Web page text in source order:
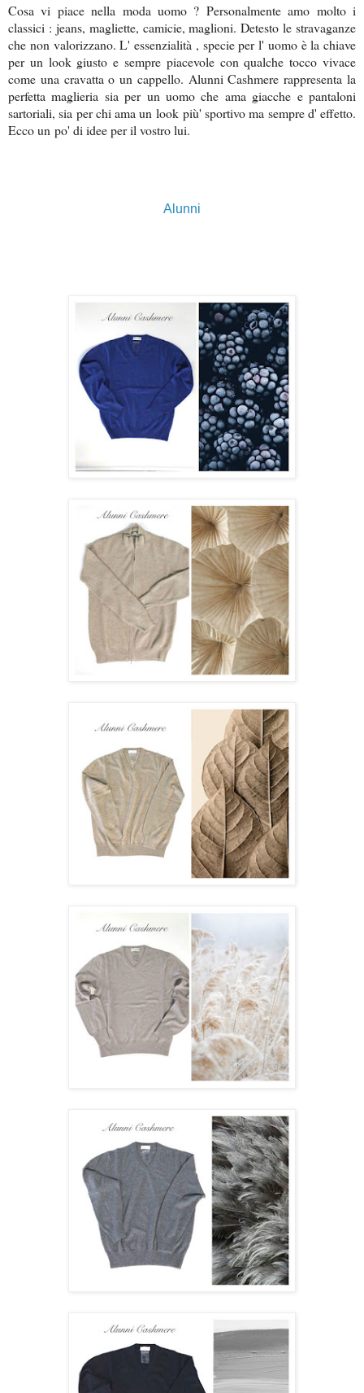
Cosa vi piace nella moda uomo ? Personalmente amo molto i
classici : jeans, magliette, camicie, maglioni. Detesto le stravaganze
che non valorizzano. L' essenzialità , specie per l' uomo è la chiave
per un look giusto e sempre piacevole con qualche tocco vivace
come una cravatta o un cappello. Alunni Cashmere rappresenta la
perfetta maglieria sia per un uomo che ama giacche e pantaloni
sartoriali, sia per chi ama un look più' sportivo ma sempre d' effetto.
Ecco un po' di idee per il vostro lui.
Alunni